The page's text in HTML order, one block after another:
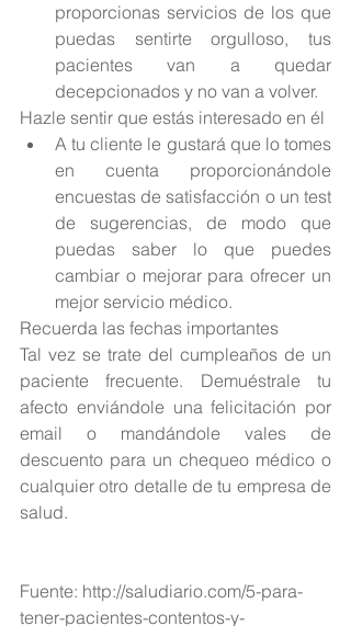
proporcionas servicios de los que
puedas sentirte orgulloso, tus
pacientes van a quedar
decepcionados y no van a volver.
Hazle sentir que estás interesado en él
A tu cliente le gustará que lo tomes
en cuenta proporcionándole
encuestas de satisfacción o un test
de sugerencias, de modo que
puedas saber lo que puedes
cambiar o mejorar para ofrecer un
mejor servicio médico.
Recuerda las fechas importantes
Tal vez se trate del cumpleaños de un
paciente frecuente. Demuéstrale tu
afecto enviándole una felicitación por
email o mandándole vales de
descuento para un chequeo médico o
cualquier otro detalle de tu empresa de
salud.
Fuente: http://saludiario.com/5-para-
tener-pacientes-contentos-y-